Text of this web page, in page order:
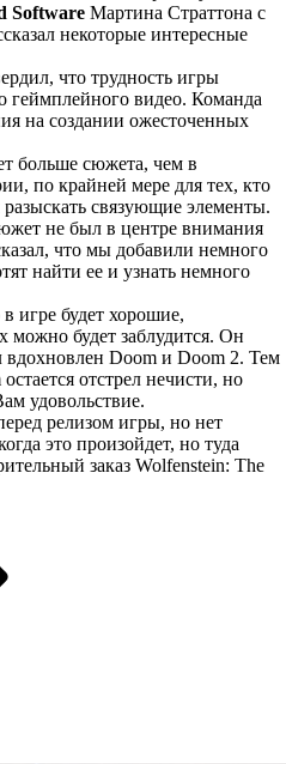
Software Мартина Страттона с
некоторые интересные
что трудность игры
геймплейного видео. Команда
на создании ожесточенных
больше сюжета, чем в
по крайней мере для тех, кто
разыскать связующие элементы.
не был в центре внимания
что мы добавили немного
найти ее и узнать немного
игре будет хорошие,
будет заблудится. Он
вдохновлен Doom и Doom 2. Тем
отстрел нечисти, но
удовольствие.
релизом игры, но нет
это произойдет, но туда
заказ Wolfenstein: The